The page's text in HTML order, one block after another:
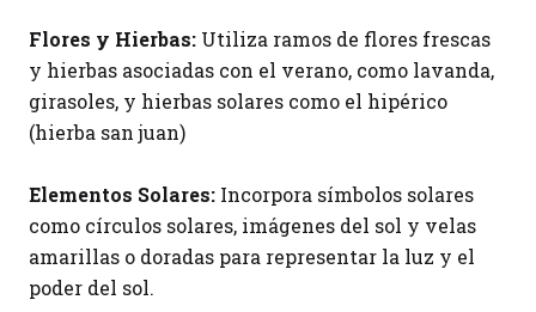
Flores y Hierbas: Utiliza ramos de flores frescas
y hierbas asociadas con el verano, como lavanda,
girasoles, y hierbas solares como el hipérico
(hierba san juan)
Elementos Solares: Incorpora símbolos solares
como círculos solares, imágenes del sol y velas
amarillas o doradas para representar la luz y el
poder del sol.